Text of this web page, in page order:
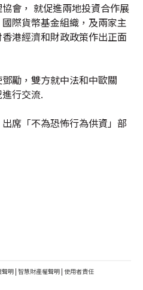
會， 就促進兩地投資合作展
際貨幣基金組織，及兩家主
港經濟和財政政策作出正面
勵，雙方就中法和中歐關
行交流.
席「不為恐怖行為供資」部
聲明 | 智慧財產權聲明 | 使用者責任